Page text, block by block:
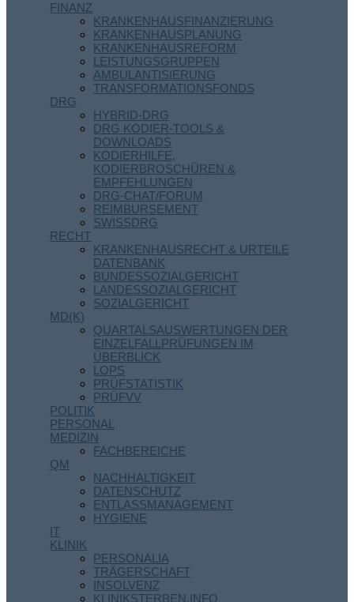
FINANZ
KRANKENHAUSFINANZIERUNG
KRANKENHAUSPLANUNG
KRANKENHAUSREFORM
LEISTUNGSGRUPPEN
AMBULANTISIERUNG
TRANSFORMATIONSFONDS
DRG
HYBRID-DRG
DRG KODIER-TOOLS &
DOWNLOADS
KODIERHILFE,
KODIERBROSCHÜREN &
EMPFEHLUNGEN
DRG-CHAT/FORUM
REIMBURSEMENT
SWISSDRG
RECHT
KRANKENHAUSRECHT & URTEILE
DATENBANK
BUNDESSOZIALGERICHT
LANDESSOZIALGERICHT
SOZIALGERICHT
MD(K)
QUARTALSAUSWERTUNGEN DER
EINZELFALLPRÜFUNGEN IM
ÜBERBLICK
LOPS
PRÜFSTATISTIK
PRÜFVV
POLITIK
PERSONAL
MEDIZIN
FACHBEREICHE
QM
NACHHALTIGKEIT
DATENSCHUTZ
ENTLASSMANAGEMENT
HYGIENE
IT
KLINIK
PERSONALIA
TRÄGERSCHAFT
INSOLVENZ
KLINIKSTERBEN.INFO